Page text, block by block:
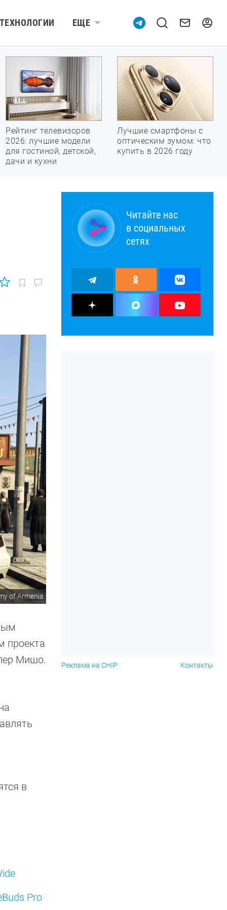
ТЕХНОЛОГИИ ЕЩЕ
Рейтинг телевизоров
2026: лучшие модели
для гостиной, детской,
дачи и кухни
Лучшие смартфоны с
оптическим зумом: что
купить в 2026 году
of Armenia
проекта
Мишо.
в
Pro
Читайте нас
в социальных
сетях
Реклама на CHIP Контакты